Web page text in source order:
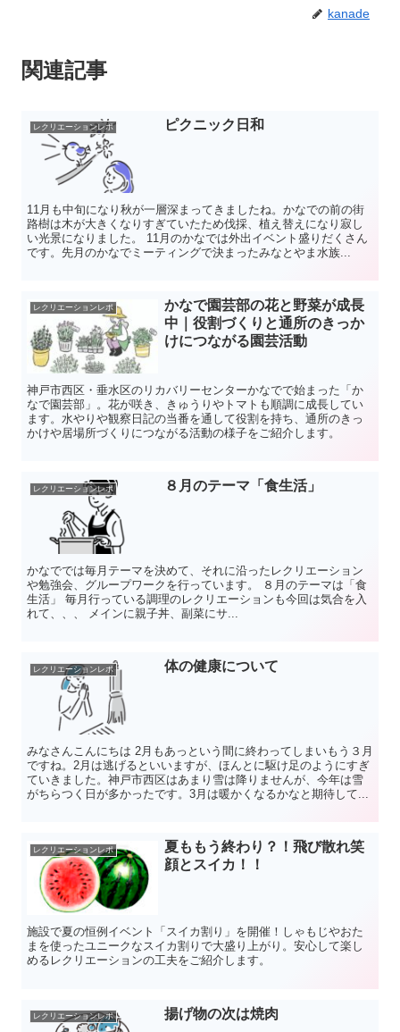
kanade
関連記事
レクリエーションレポ ピクニック日和
11月も中旬になり秋が一層深まってきましたね。かなでの前の街
路樹は木が大きくなりすぎていたため伐採、植え替えになり寂し
い光景になりました。 11月のかなでは外出イベント盛りだくさん
です。先月のかなでミーティングで決まったみなとやま水族...
レクリエーションレポ
かなで園芸部の花と野菜が成長
中｜役割づくりと通所のきっか
けにつながる園芸活動
神戸市西区・垂水区のリカバリーセンターかなでで始まった「か
なで園芸部」。花が咲き、きゅうりやトマトも順調に成長してい
ます。水やりや観察日記の当番を通して役割を持ち、通所のきっ
かけや居場所づくりにつながる活動の様子をご紹介します。
レクリエーションレポ ８月のテーマ「食生活」
かなででは毎月テーマを決めて、それに沿ったレクリエーション
や勉強会、グループワークを行っています。 ８月のテーマは「食
生活」 毎月行っている調理のレクリエーションも今回は気合を入
れて、、、 メインに親子丼、副菜にサ...
レクリエーションレポ 体の健康について
みなさんこんにちは 2月もあっという間に終わってしまいもう３月
ですね。2月は逃げるといいますが、ほんとに駆け足のようにすぎ
ていきました。神戸市西区はあまり雪は降りませんが、今年は雪
がちらつく日が多かったです。3月は暖かくなるかなと期待して...
レクリエーションレポ
夏ももう終わり？！飛び散れ笑
顔とスイカ！！
施設で夏の恒例イベント「スイカ割り」を開催！しゃもじやおた
まを使ったユニークなスイカ割りで大盛り上がり。安心して楽し
めるレクリエーションの工夫をご紹介します。
レクリエーションレポ 揚げ物の次は焼肉